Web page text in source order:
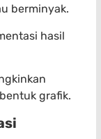
berminyak.
hasil
grafik.